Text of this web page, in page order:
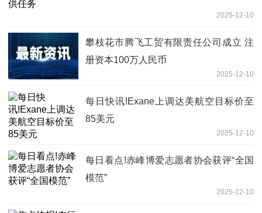
2025-12-10
攀枝花市腾飞工贸有限责任公司成立 注
册资本100万人民币
2025-12-10
每日快讯!Exane上调达美航空目标价至
85美元
2025-12-10
每日看点!赤峰博爱志愿者协会获评“全国
模范”
2025-12-10